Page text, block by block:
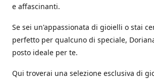
e affascinanti.
Se sei un'appassionata di gioielli o stai
perfetto per qualcuno di speciale,
posto ideale per te.
Qui troverai una selezione esclusiva di